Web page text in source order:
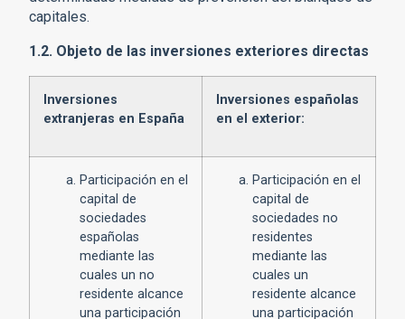
capitales.
1.2. Objeto de las inversiones exteriores directas
Inversiones
extranjeras en España
Inversiones españolas
en el exterior:
Participación en el
capital de
sociedades
españolas
mediante las
cuales un no
residente alcance
una participación
Participación en el
capital de
sociedades no
residentes
mediante las
cuales un
residente alcance
una participación